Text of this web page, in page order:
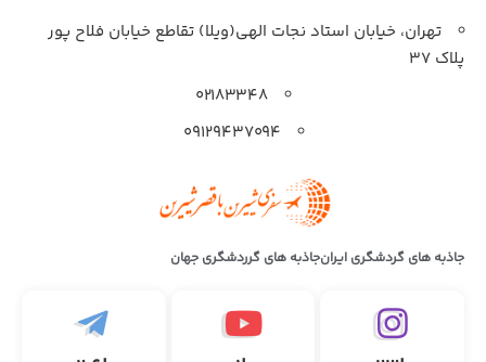
تهران، خیابان استاد نجات الهی(ویلا) تقاطع خیابان فلاح پور
پلاک 37
۰۲۱۸۳۳۴۸
۰۹۱۲۹۴۳۷۰۹۴
جاذبه های گردشگری ایرانجاذبه های گرردشگری جهان